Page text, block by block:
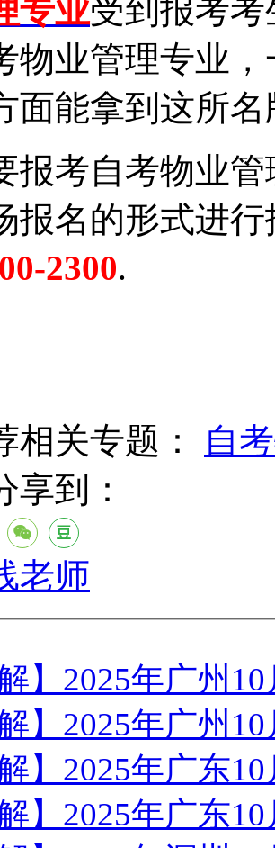
专业受到报考
物业管理专业
面能拿到这所
考自考物业管
报名的形式进
2300.
相关专题：
自
享到：
老师
解】2025年广州
解】2025年广州
解】2025年广东
解】2025年广东